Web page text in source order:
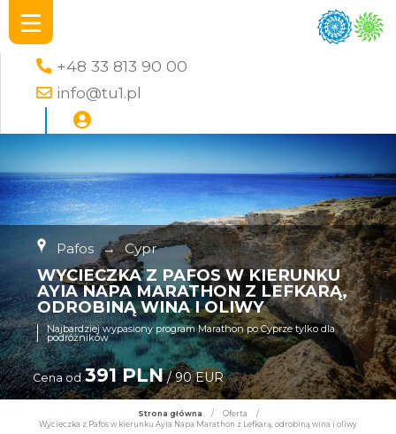
+48 33 813 90 00
info@tu1.pl
Pafos → Cypr
WYCIECZKA Z PAFOS W KIERUNKU
AYIA NAPA MARATHON Z LEFKARĄ,
ODROBINĄ WINA I OLIWY
Najbardziej wypasiony program Marathon po Cyprze tylko dla
podróżników
Cena od 391 PLN/ 90 EUR
Strona główna / Oferta
/
Wycieczka z Pafos w kierunku Ayia Napa Marathon z Lefkarą, odrobiną wina i oliwy